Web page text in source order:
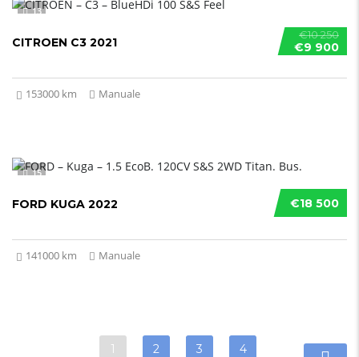
13
€10 250
€9 900
CITROEN C3 2021
153000 km Manuale
15
€18 500
FORD KUGA 2022
141000 km Manuale
1 2 3 4